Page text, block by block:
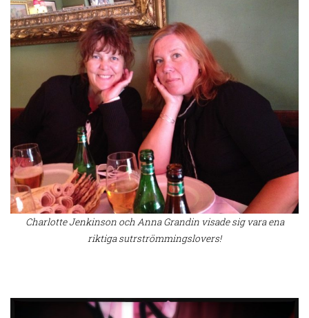
Charlotte Jenkinson och Anna Grandin visade sig vara ena
riktiga sutrströmmingslovers!